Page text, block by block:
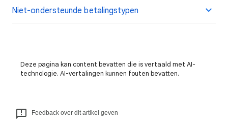
Niet-ondersteunde betalingstypen
Deze pagina kan content bevatten die is vertaald met AI-
technologie. AI-vertalingen kunnen fouten bevatten.
Feedback over dit artikel geven